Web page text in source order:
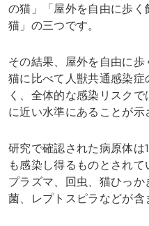
の猫」「屋外を自由に歩
猫」の三つです。
その結果、屋外を自由に
猫に比べて人獣共通感染
く、全体的な感染リスク
に近い水準にあることが示
研究で確認された病原体
も感染し得るものとされ
プラズマ、回虫、猫ひっ
菌、レプトスピラなどが含